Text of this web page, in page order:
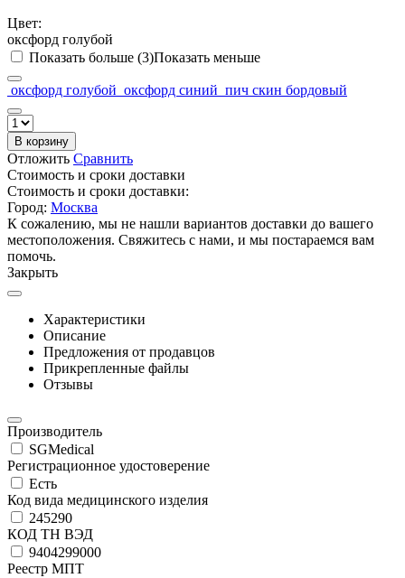
Цвет:
оксфорд голубой
Показать больше (3)Показать меньше
оксфорд голубой оксфорд синий пич скин бордовый
В корзину
Отложить Сравнить
Стоимость и сроки доставки
Стоимость и сроки доставки:
Город: Москва
К сожалению, мы не нашли вариантов доставки до вашего
местоположения. Свяжитесь с нами, и мы постараемся вам
помочь.
Закрыть
Характеристики
Описание
Предложения от продавцов
Прикрепленные файлы
Отзывы
Производитель
SGMedical
Регистрационное удостоверение
Есть
Код вида медицинского изделия
245290
КОД ТН ВЭД
9404299000
Реестр МПТ